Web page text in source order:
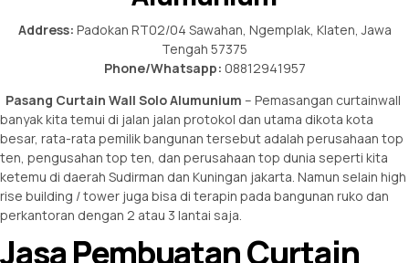
Address: Padokan RT02/04 Sawahan, Ngemplak, Klaten, Jawa
Tengah 57375
Phone/Whatsapp: 08812941957
Pasang Curtain Wall SoloAlumunium – Pemasangan curtainwall
banyak kita temui di jalan jalan protokol dan utama dikota kota
besar, rata-rata pemilik bangunan tersebut adalah perusahaan top
ten, pengusahan top ten, dan perusahaan top dunia seperti kita
ketemu di daerah Sudirman dan Kuningan jakarta. Namun selain high
rise building / tower juga bisa di terapin pada bangunan ruko dan
perkantoran dengan 2 atau 3 lantai saja.
Jasa Pembuatan Curtain